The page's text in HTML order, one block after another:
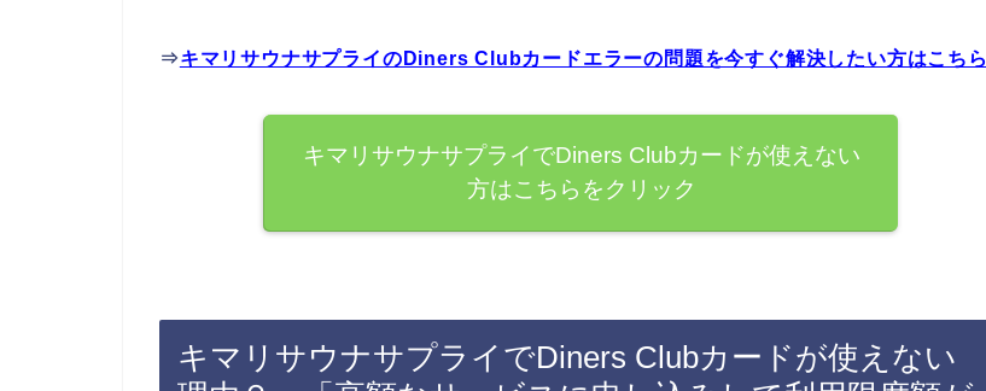
⇒キマリサウナサプライのDiners Clubカードエラーの問題を今すぐ解決したい方はこちら
キマリサウナサプライでDiners Clubカードが使えない
方はこちらをクリック
キマリサウナサプライでDiners Clubカードが使えない